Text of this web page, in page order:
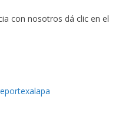
con nosotros dá clic en el